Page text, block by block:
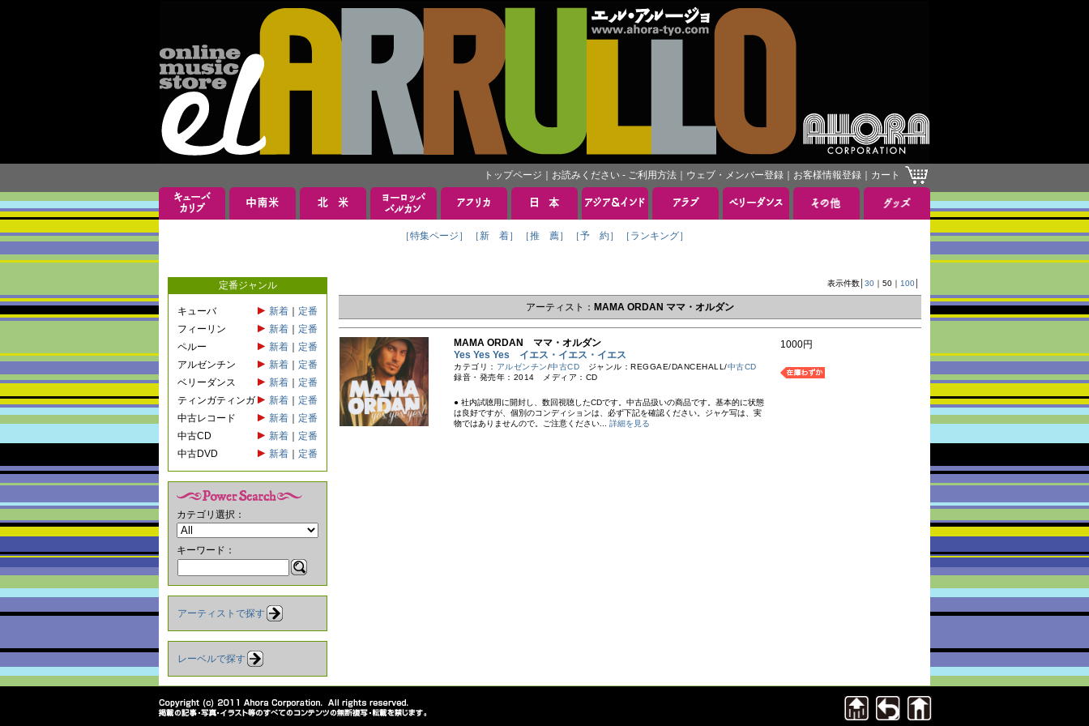
トップページ お読みください - ご利用方法 ウェブ・メンバー登録 お客様情報登録 カート
［特集ページ］ ［新 着］ ［推 薦］ ［予 約］ ［ランキング］
定番ジャンル
キューバ 新着
定番
フィーリン
新着
定番
ペルー
新着
定番
アルゼンチン
新着
定番
ベリーダンス
新着
定番
ティンガティンガ
新着
定番
中古レコード
新着
定番
中古CD
新着
定番
中古DVD
新着 定番
カテゴリ選択：
キーワード：
アーティストで探す
レーベルで探す
表示件数│ 30 ｜ 50 ｜ 100
アーティスト： MAMA ORDAN ママ・オルダン
MAMA ORDAN ママ・オルダン
Yes Yes Yes イエス・イエス・イエス
カテゴリ： アルゼンチン/中古CD ジャンル：REGGAE/DANCEHALL/中古CD
録音・発売年：2014 メディア：CD
● 社内試聴用に開封し、数回視聴したCDです。中古品扱いの商品です。基本的に状態
は良好ですが、個別のコンディションは、必ず下記を確認ください。ジャケ写は、実
物ではありませんので。ご注意ください... 詳細を見る
1000円